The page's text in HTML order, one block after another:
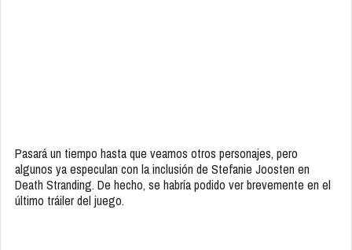
Pasará un tiempo hasta que veamos otros personajes, pero
algunos ya especulan con la inclusión de Stefanie Joosten en
Death Stranding. De hecho, se habría podido ver brevemente en el
último tráiler del juego.